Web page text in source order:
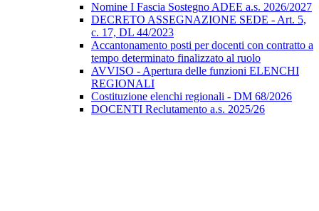
Nomine I Fascia Sostegno ADEE a.s. 2026/2027
DECRETO ASSEGNAZIONE SEDE - Art. 5,
c. 17, DL 44/2023
Accantonamento posti per docenti con contratto a
tempo determinato finalizzato al ruolo
AVVISO - Apertura delle funzioni ELENCHI
REGIONALI
Costituzione elenchi regionali - DM 68/2026
DOCENTI Reclutamento a.s. 2025/26